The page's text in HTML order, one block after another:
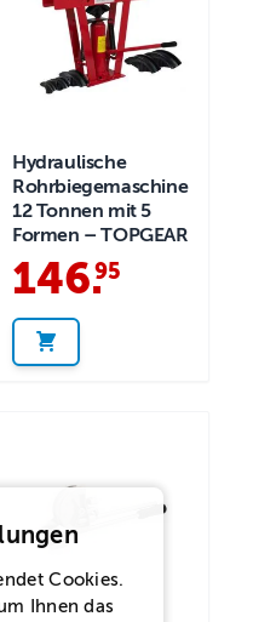
Hydraulische
Rohrbiegemaschine
12 Tonnen mit 5
Formen – TOPGEAR
146.
95
Cookies.
Ihnen das